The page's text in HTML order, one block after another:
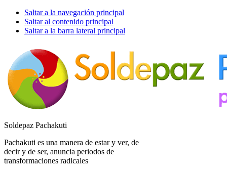
Saltar a la navegación principal
Saltar al contenido principal
Saltar a la barra lateral principal
Soldepaz Pachakuti
Pachakuti es una manera de estar y ver, de
decir y de ser, anuncia periodos de
transformaciones radicales